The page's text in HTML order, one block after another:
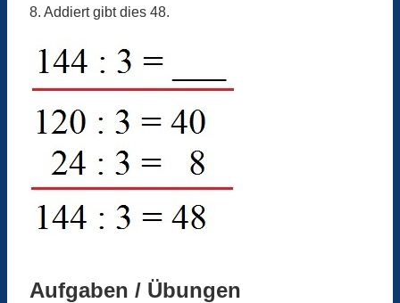
8. Addiert gibt dies 48.
Aufgaben / Übungen